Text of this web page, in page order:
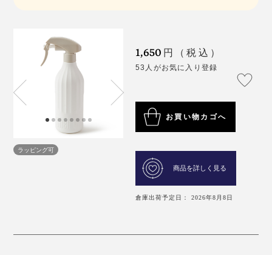
ラッピング可
1,650 円（税込）
53人がお気に入り登録
お買い物カゴへ
商品を詳しく見る
倉庫出荷予定日： 2026年8月8日